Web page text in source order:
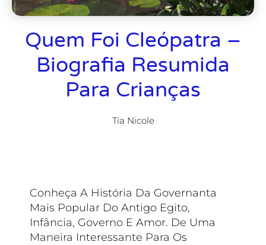
Quem Foi Cleópatra –
Biografia Resumida
Para Crianças
Tia Nicole
Conheça A História Da Governanta
Mais Popular Do Antigo Egito,
Infância, Governo E Amor. De Uma
Maneira Interessante Para Os